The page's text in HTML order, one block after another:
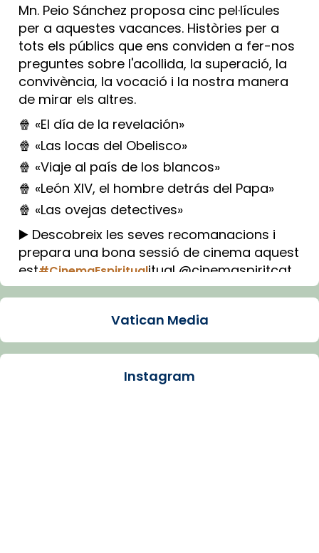
Mn. Peio Sánchez proposa cinc pel·lícules
per a aquestes vacances. Històries per a
tots els públics que ens conviden a fer-nos
preguntes sobre l'acollida, la superació, la
convivència, la vocació i la nostra manera
de mirar els altres.
🍿 «El día de la revelación»
🍿 «Las locas del Obelisco»
🍿 «Viaje al país de los blancos»
🍿 «León XIV, el hombre detrás del Papa»
🍿 «Las ovejas detectives»
▶️ Descobreix les seves recomanacions i
prepara una bona sessió de cinema aquest
est#CinemaEspiritualitual @cinemaspiritcat
Imatge: Generada amb IA (OpenAI)
Arquebisbat de Barcelona
Vatican Media
Instagram